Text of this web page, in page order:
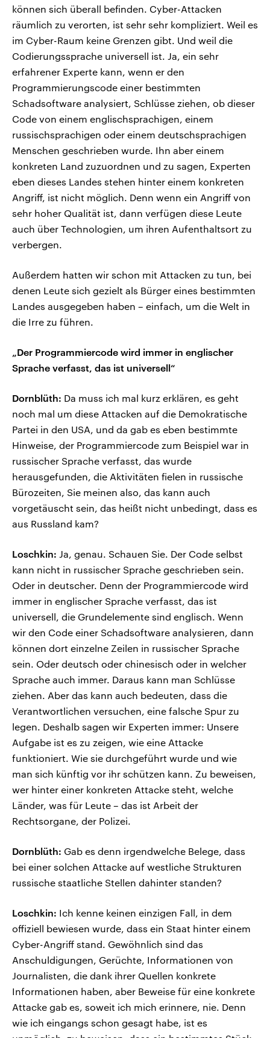
können sich überall befinden. Cyber-Attacken
räumlich zu verorten, ist sehr sehr kompliziert. Weil es
im Cyber-Raum keine Grenzen gibt. Und weil die
Codierungssprache universell ist. Ja, ein sehr
erfahrener Experte kann, wenn er den
Programmierungscode einer bestimmten
Schadsoftware analysiert, Schlüsse ziehen, ob dieser
Code von einem englischsprachigen, einem
russischsprachigen oder einem deutschsprachigen
Menschen geschrieben wurde. Ihn aber einem
konkreten Land zuzuordnen und zu sagen, Experten
eben dieses Landes stehen hinter einem konkreten
Angriff, ist nicht möglich. Denn wenn ein Angriff von
sehr hoher Qualität ist, dann verfügen diese Leute
auch über Technologien, um ihren Aufenthaltsort zu
verbergen.
Außerdem hatten wir schon mit Attacken zu tun, bei
denen Leute sich gezielt als Bürger eines bestimmten
Landes ausgegeben haben – einfach, um die Welt in
die Irre zu führen.
„Der Programmiercode wird immer in englischer
Sprache verfasst, das ist universell“
Dornblüth: Da muss ich mal kurz erklären, es geht
noch mal um diese Attacken auf die Demokratische
Partei in den USA, und da gab es eben bestimmte
Hinweise, der Programmiercode zum Beispiel war in
russischer Sprache verfasst, das wurde
herausgefunden, die Aktivitäten fielen in russische
Bürozeiten, Sie meinen also, das kann auch
vorgetäuscht sein, das heißt nicht unbedingt, dass es
aus Russland kam?
Loschkin: Ja, genau. Schauen Sie. Der Code selbst
kann nicht in russischer Sprache geschrieben sein.
Oder in deutscher. Denn der Programmiercode wird
immer in englischer Sprache verfasst, das ist
universell, die Grundelemente sind englisch. Wenn
wir den Code einer Schadsoftware analysieren, dann
können dort einzelne Zeilen in russischer Sprache
sein. Oder deutsch oder chinesisch oder in welcher
Sprache auch immer. Daraus kann man Schlüsse
ziehen. Aber das kann auch bedeuten, dass die
Verantwortlichen versuchen, eine falsche Spur zu
legen. Deshalb sagen wir Experten immer: Unsere
Aufgabe ist es zu zeigen, wie eine Attacke
funktioniert. Wie sie durchgeführt wurde und wie
man sich künftig vor ihr schützen kann. Zu beweisen,
wer hinter einer konkreten Attacke steht, welche
Länder, was für Leute – das ist Arbeit der
Rechtsorgane, der Polizei.
Dornblüth: Gab es denn irgendwelche Belege, dass
bei einer solchen Attacke auf westliche Strukturen
russische staatliche Stellen dahinter standen?
Loschkin: Ich kenne keinen einzigen Fall, in dem
offiziell bewiesen wurde, dass ein Staat hinter einem
Cyber-Angriff stand. Gewöhnlich sind das
Anschuldigungen, Gerüchte, Informationen von
Journalisten, die dank ihrer Quellen konkrete
Informationen haben, aber Beweise für eine konkrete
Attacke gab es, soweit ich mich erinnere, nie. Denn
wie ich eingangs schon gesagt habe, ist es